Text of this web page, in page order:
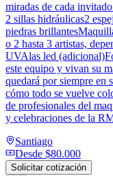
miradas de cada
2 sillas hidráulicas2
piedras
o 2 hasta 3 artistas,
UVAlas led
este equipo y vivan su
quedará por siempre en
cómo todo se vuelve
de profesionales del
y celebraciones de la
Santiago
Desde $80.000
Solicitar cotización